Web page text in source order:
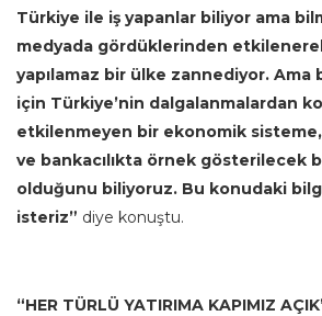
Türkiye ile iş yapanlar biliyor ama
medyada gördüklerinden
yapılamaz bir ülke zannediyor. Ama
için Türkiye’nin dalgalanmalardan
etkilenmeyen bir ekonomik
ve bankacılıkta örnek gösterilecek
olduğunu biliyoruz. Bu konudaki
isteriz” diye konuştu.
“HER TÜRLÜ YATIRIMA KAPIMIZ